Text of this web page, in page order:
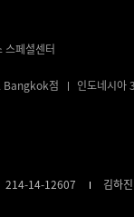
스페셜센터
Bangkok점 인도네시아
214-14-12607 김하진